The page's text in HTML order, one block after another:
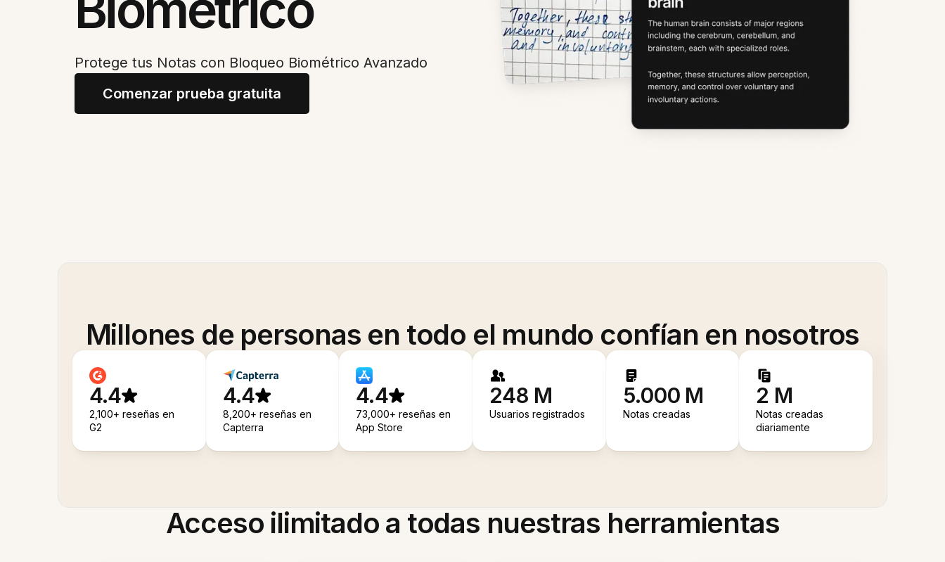
Protege tus Notas con Bloqueo Biométrico Avanzado
Comenzar prueba gratuita
Millones de personas en todo el mundo confían en nosotros
4.4
2,100+ reseñas en
G2
4.4
8,200+ reseñas en
Capterra
4.4
73,000+ reseñas en
App Store
248 M
Usuarios registrados
5.000 M
Notas creadas
2 M
Notas creadas
diariamente
Acceso ilimitado a todas nuestras herramientas